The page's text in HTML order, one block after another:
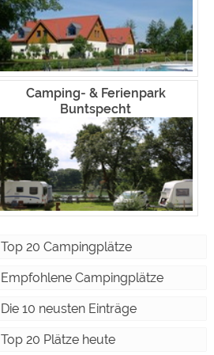
Camping- & Ferienpark
Buntspecht
Top 20 Campingplätze
Empfohlene Campingplätze
Die 10 neusten Einträge
Top 20 Plätze heute